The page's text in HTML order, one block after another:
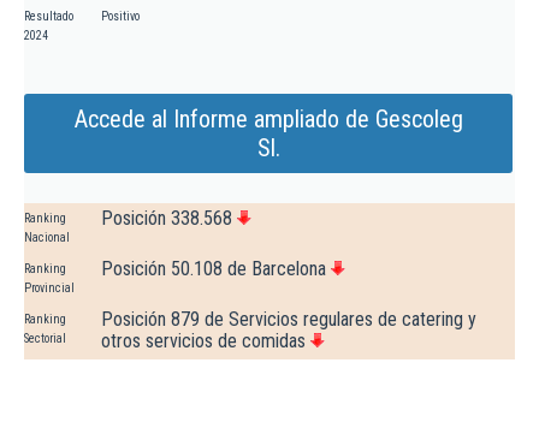
Resultado
2024
Positivo
Accede al Informe ampliado de Gescoleg
Sl.
Ranking
Nacional
Posición 338.568
Ranking
Provincial
Posición 50.108 de Barcelona
Ranking
Sectorial
Posición 879 de Servicios regulares de catering y
otros servicios de comidas